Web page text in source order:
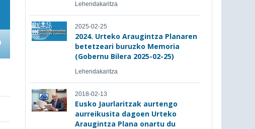
Lehendakaritza
2025-02-25
2024. Urteko Araugintza Planaren
betetzeari buruzko Memoria
(Gobernu Bilera 2025-02-25)
Lehendakaritza
2018-02-13
Eusko Jaurlaritzak aurtengo
aurreikusita dagoen Urteko
Araugintza Plana onartu du